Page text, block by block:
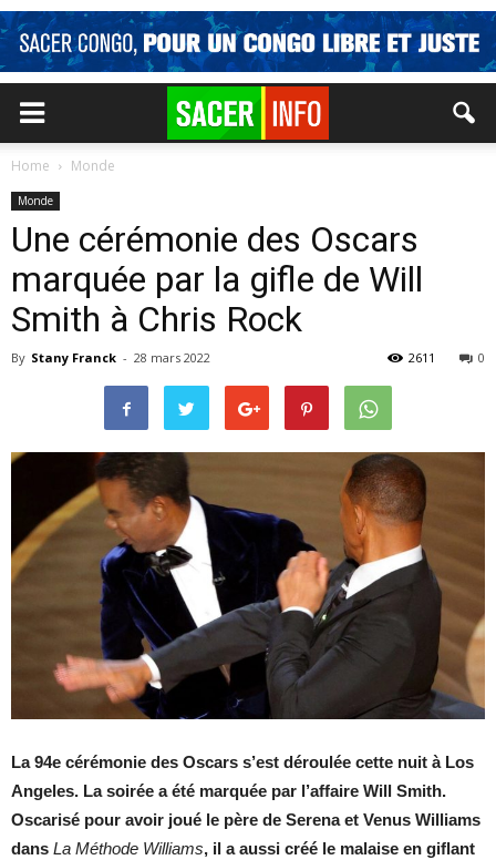
Home Monde
Monde
Une cérémonie des Oscars
marquée par la gifle de Will
Smith à Chris Rock
By Stany Franck - 28 mars 2022 0
2611
La 94e cérémonie des Oscars s’est déroulée cette nuit à Los
Angeles. La soirée a été marquée par l’affaire Will Smith.
Oscarisé pour avoir joué le père de Serena et Venus Williams
dans La Méthode Williams, il a aussi créé le malaise en giflant